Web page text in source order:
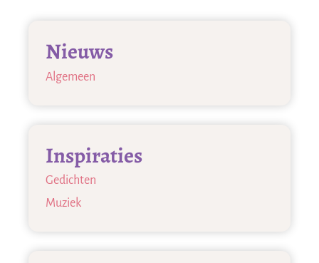
Nieuws
Algemeen
Inspiraties
Gedichten
Muziek